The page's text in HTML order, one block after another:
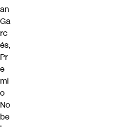
an
Ga
rc
és,
Pr
e
mi
o
No
be